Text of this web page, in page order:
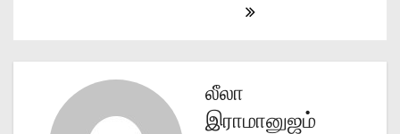
t
லீலா
இராமானுஜம்